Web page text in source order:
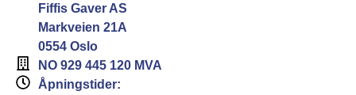
Fiffis Gaver AS
Markveien 21A
0554 Oslo
NO 929 445 120 MVA
Åpningstider: